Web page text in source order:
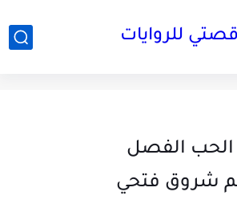
قصتي للروايات
الحب الفصل